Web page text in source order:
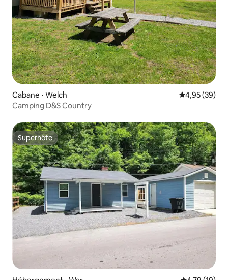
Cabane ⋅ Welch Évaluation
4,95 (39)
Camping D&S Country
Superhôte
Superhôte